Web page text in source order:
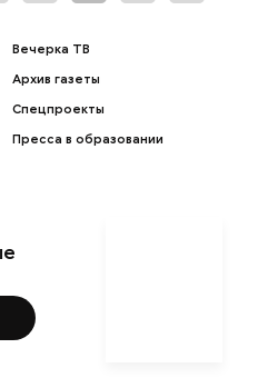
Вечерка ТВ
Архив газеты
Спецпроекты
Пресса в образовании